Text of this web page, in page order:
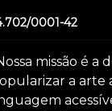
0001-42
missão é
a arte